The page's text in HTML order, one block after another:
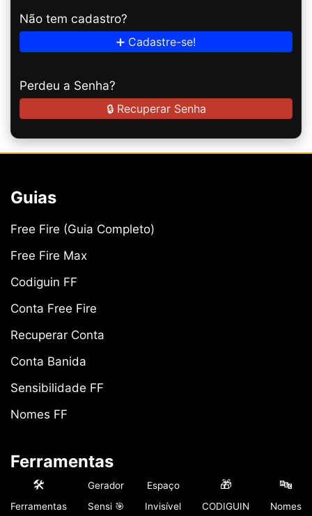
Não tem cadastro?
➕ Cadastre-se!
Perdeu a Senha?
🔒 Recuperar Senha
Guias
Free Fire (Guia Completo)
Free Fire Max
Codiguin FF
Conta Free Fire
Recuperar Conta
Conta Banida
Sensibilidade FF
Nomes FF
Ferramentas
Perfil por ID
🛠️
Ferramentas
Gerador
Sensi 🎯
Espaço
Invisível
🎁
CODIGUIN
🔤
Nomes